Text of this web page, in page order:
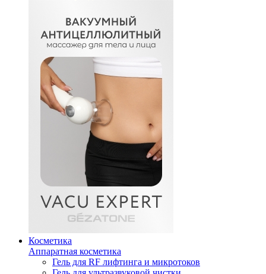
Косметика
Аппаратная косметика
Гель для RF лифтинга и микротоков